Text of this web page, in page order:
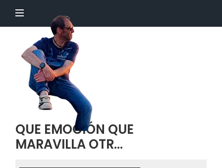
Profesor
QUE EMOCIÓN QUE
MARAVILLA OTR…